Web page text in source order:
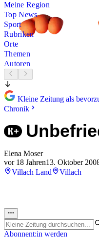
Meine Region
Top News
Sport
Rubriken
Orte
Themen
Autoren
Kleine Zeitung als
Chronik
Elena Moser
vor 18 Jahren13. Oktober
Villach Land
Villach
Abonnent:in werden